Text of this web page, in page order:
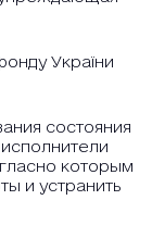
состояния
которым
и устранить